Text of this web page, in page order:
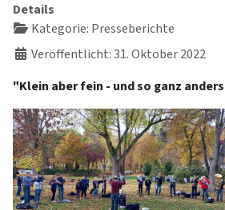
Details
Kategorie: Presseberichte
Veröffentlicht: 31. Oktober 2022
"Klein aber fein - und so ganz